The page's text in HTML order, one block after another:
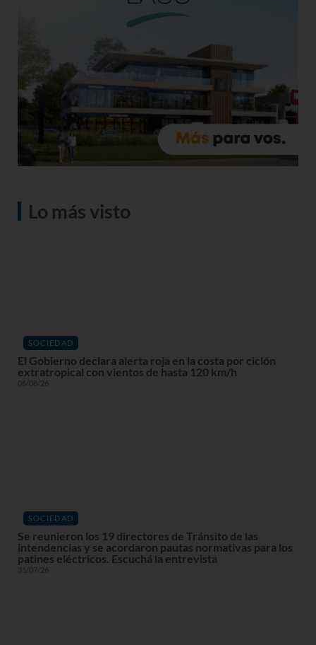
Lo más visto
SOCIEDAD
El Gobierno declara alerta roja en la costa por ciclón
extratropical con vientos de hasta 120 km/h
06/08/26
SOCIEDAD
Se reunieron los 19 directores de Tránsito de las
intendencias y se acordaron pautas normativas para los
patines eléctricos. Escuchá la entrevista
31/07/26